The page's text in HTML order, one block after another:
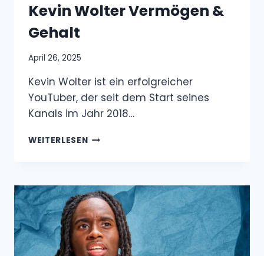
Kevin Wolter Vermögen &
Gehalt
April 26, 2025
Kevin Wolter ist ein erfolgreicher
YouTuber, der seit dem Start seines
Kanals im Jahr 2018…
WEITERLESENKEVIN
GEHALT